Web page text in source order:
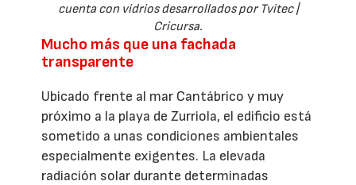
cuenta con vidrios desarrollados por Tvitec |
Cricursa.
Mucho más que una fachada
transparente
Ubicado frente al mar Cantábrico y muy
próximo a la playa de Zurriola, el edificio está
sometido a unas condiciones ambientales
especialmente exigentes. La elevada
radiación solar durante determinadas